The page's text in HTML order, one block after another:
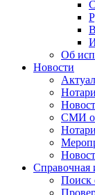
Об
Новости
СМИ о
Справочная
Поиск